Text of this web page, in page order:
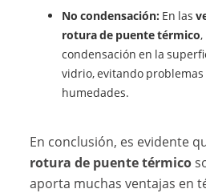
No condensación: En las
rotura de puente térmico
condensación en la
vidrio, evitando problemas
humedades.
En conclusión, es evidente
rotura de puente térmico
aporta muchas ventajas en